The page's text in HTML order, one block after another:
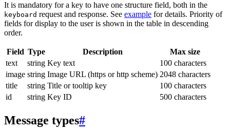
It is mandatory for a key to have one structure field, both in the
keyboard request and response. See example for details. Priority of
fields for display to the user is shown in the table in descending
order.
Field Type Description
Max size
text
string Key text
100 characters
image string Image URL (https or http scheme) 2048 characters
title
string Title or tooltip key
100 characters
id
string Key ID 500 characters
Message types#